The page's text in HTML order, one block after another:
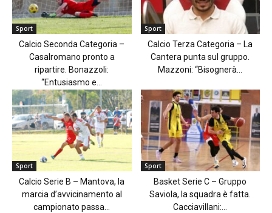
Sport
Calcio Seconda Categoria –
Casalromano pronto a
ripartire. Bonazzoli:
“Entusiasmo e...
Sport
Calcio Terza Categoria – La
Cantera punta sul gruppo.
Mazzoni: “Bisognerà...
Sport
Calcio Serie B – Mantova, la
marcia d’avvicinamento al
campionato passa...
Sport
Basket Serie C – Gruppo
Saviola, la squadra è fatta.
Cacciavillani:...